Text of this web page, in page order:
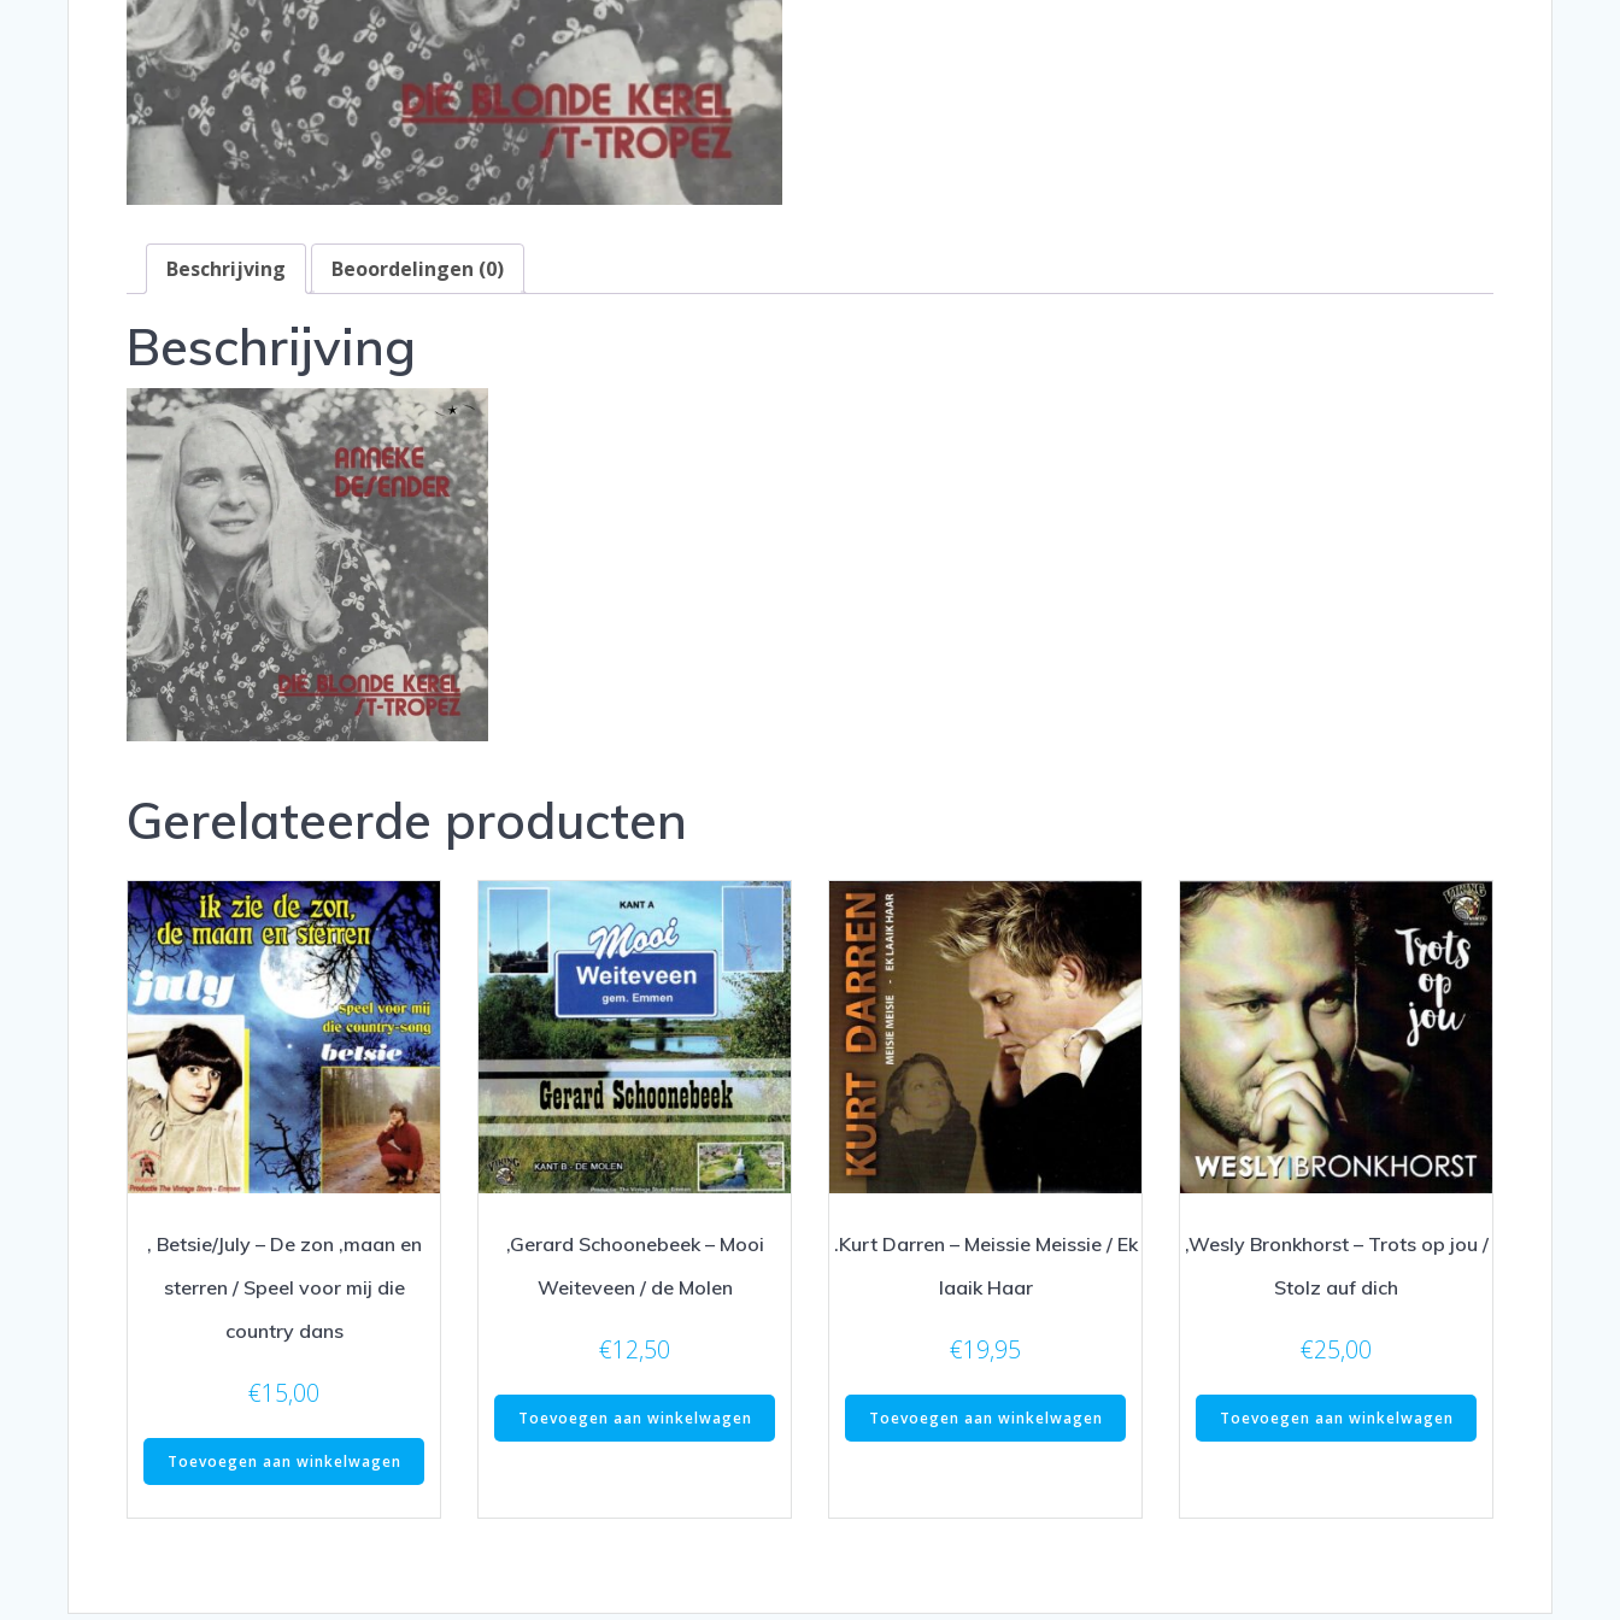
Beschrijving Beoordelingen (0)
Beschrijving
Gerelateerde producten
, Betsie/July – De zon ,maan en
sterren / Speel voor mij die
country dans
€15,00
Toevoegen aan winkelwagen
,Gerard Schoonebeek – Mooi
Weiteveen / de Molen
€12,50
Toevoegen aan winkelwagen
.Kurt Darren – Meissie Meissie / Ek
laaik Haar
€19,95
Toevoegen aan winkelwagen
,Wesly Bronkhorst – Trots op jou /
Stolz auf dich
€25,00
Toevoegen aan winkelwagen